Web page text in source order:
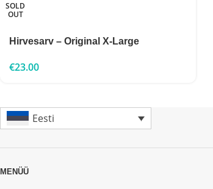
SOLD
OUT
Hirvesarv – Original X-Large
€23.00
Eesti
MENÜÜ